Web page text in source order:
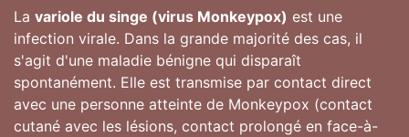
La variole du singe (virus Monkeypox) est une
infection virale. Dans la grande majorité des cas, il
s'agit d'une maladie bénigne qui disparaît
spontanément. Elle est transmise par contact direct
avec une personne atteinte de Monkeypox (contact
cutané avec les lésions, contact prolongé en face-à-